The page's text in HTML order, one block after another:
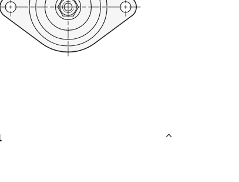
tabulación para navegar a través de las variantes del